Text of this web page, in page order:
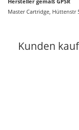
Master Cartridge,
Kunden